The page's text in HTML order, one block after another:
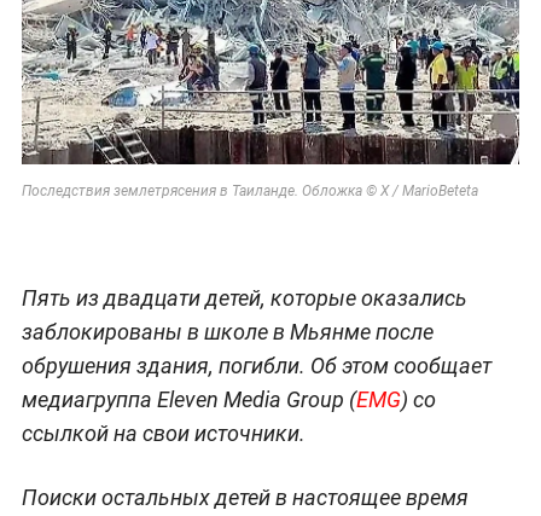
Последствия землетрясения в Таиланде. Обложка © X / MarioBeteta
Пять из двадцати детей, которые оказались
заблокированы в школе в Мьянме после
обрушения здания, погибли. Об этом сообщает
медиагруппа Eleven Media Group (EMG) со
ссылкой на свои источники.
Поиски остальных детей в настоящее время